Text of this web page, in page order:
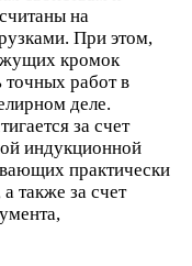
на
При этом,
кромок
точных работ в
деле.
за счет
индукционной
практически
также за счет